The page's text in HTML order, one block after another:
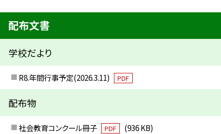
配布文書
学校だより
R8.年間行事予定(2026.3.11) PDF
配布物
社会教育コンクール冊子 PDF
(936 KB)